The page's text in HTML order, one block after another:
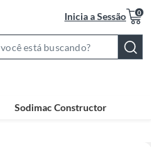
Inicia a Sessão 0
Search
Bar
Sodimac Constructor